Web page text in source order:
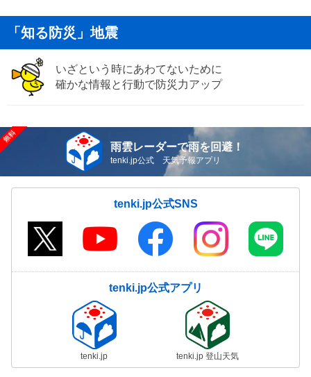
「知る防災」地震
いざという時にあわてないために
確かな情報と行動で防災力アップ
雨雲レーダーで雨を回避！
tenki.jp公式 天気予報アプリ
tenki.jp公式SNS
tenki.jp公式アプリ
tenki.jp tenki.jp 登山天気